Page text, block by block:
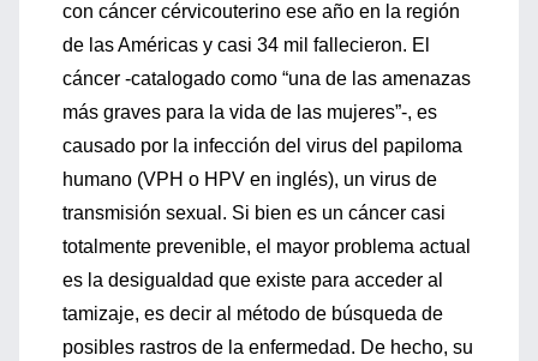
con cáncer cérvicouterino ese año en la región
de las Américas y casi 34 mil fallecieron. El
cáncer -catalogado como “una de las amenazas
más graves para la vida de las mujeres”-, es
causado por la infección del virus del papiloma
humano (VPH o HPV en inglés), un virus de
transmisión sexual. Si bien es un cáncer casi
totalmente prevenible, el mayor problema actual
es la desigualdad que existe para acceder al
tamizaje, es decir al método de búsqueda de
posibles rastros de la enfermedad. De hecho, su